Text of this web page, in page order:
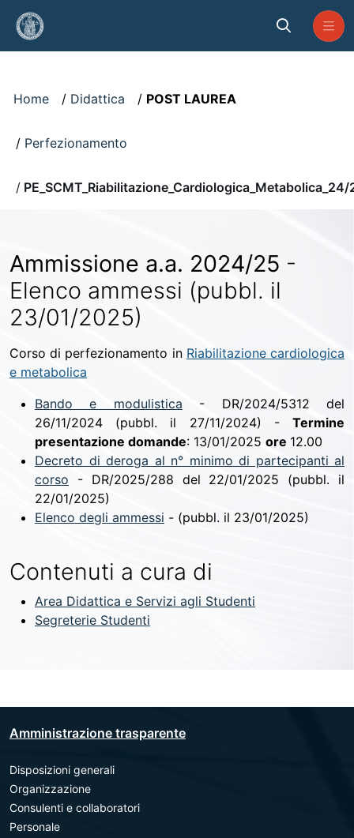
Skip to Main Content
Home Didattica POST LAUREA
Perfezionamento
PE_SCMT_Riabilitazione_Cardiologica_Metabolica_24/
Ammissione a.a. 2024/25 -
Elenco ammessi (pubbl. il
23/01/2025)
Corso di perfezionamento in Riabilitazione cardiologica
e metabolica
Bando e modulistica - DR/2024/5312 del
26/11/2024 (pubbl. il 27/11/2024) - Termine
presentazione domande: 13/01/2025 ore 12.00
Decreto di deroga al n° minimo di partecipanti al
corso - DR/2025/288 del 22/01/2025 (pubbl. il
22/01/2025)
Elenco degli ammessi - (pubbl. il 23/01/2025)
Contenuti a cura di
Area Didattica e Servizi agli Studenti
Segreterie Studenti
Amministrazione trasparente
Disposizioni generali
Organizzazione
Consulenti e collaboratori
Personale